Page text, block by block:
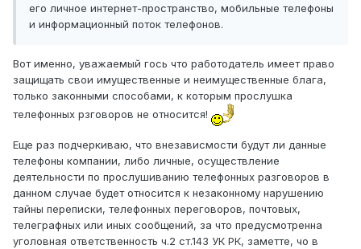
его личное интернет-пространство, мобильные телефоны
и информационный поток телефонов.
Вот именно, уважаемый гось что работодатель имеет право
защищать свои имущественные и неимущественные блага,
только законными способами, к которым прослушка
телефонных рзговоров не относится!
Еще раз подчеркиваю, что внезависмости будут ли данные
телефоны компании, либо личные, осуществление
деятельности по прослушиванию телефонных разговоров в
данном случае будет относится к незаконному нарушению
тайны переписки, телефонных переговоров, почтовых,
телеграфных или иных сообщений, за что предусмотренна
уголовная ответственность ч.2 ст.143 УК РК, заметте, чо в